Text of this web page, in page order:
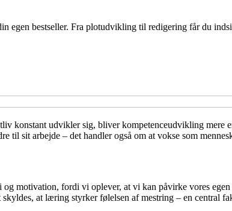
bestseller. Fra plotudvikling til redigering får du
konstant udvikler sig, bliver kompetenceudvikling mere
sit arbejde – det handler også om at vokse som
motivation, fordi vi oplever, at vi kan påvirke vores
at læring styrker følelsen af mestring – en central